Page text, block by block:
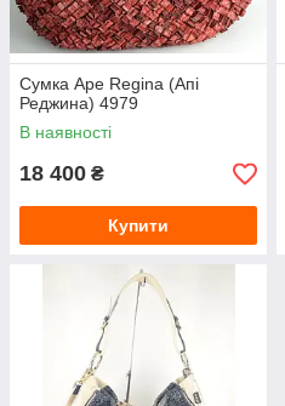
Сумка Ape Regina (Апі
Реджина) 4979
В наявності
18 400 ₴
Купити